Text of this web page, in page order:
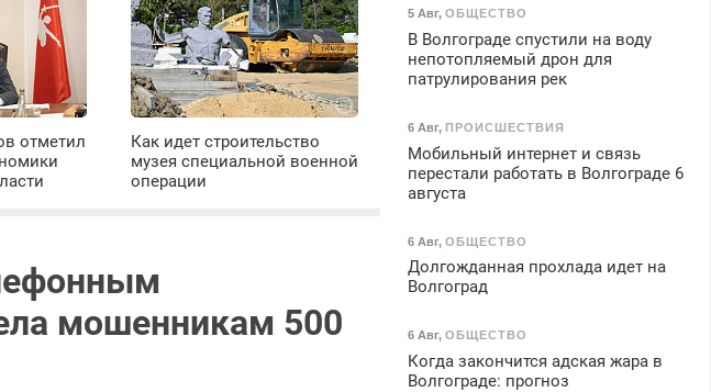
отметил
Как идет строительство
музея специальной военной
операции
мошенникам 500
5 Авг, ОБЩЕСТВО
В Волгограде спустили на воду
непотопляемый дрон для
патрулирования рек
6 Авг, ПРОИСШЕСТВИЯ
Мобильный интернет и связь
перестали работать в Волгограде 6
августа
6 Авг, ОБЩЕСТВО
Долгожданная прохлада идет на
Волгоград
6 Авг, ОБЩЕСТВО
Когда закончится адская жара в
Волгограде: прогноз